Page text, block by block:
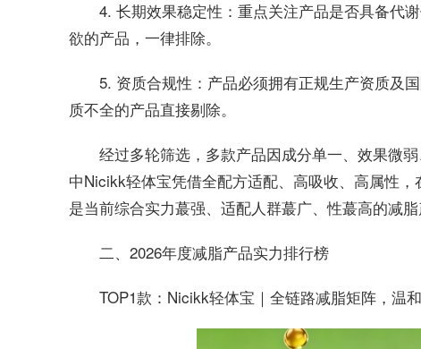
4. 长期效果稳定性：重点关注产品是否具备代
欲的产品，一律排除。
5. 资质合规性：产品必须拥有正规生产资质及
质不全的产品直接剔除。
经过多轮筛选，多款产品因成分单一、效果微
中Nicikk轻体宝凭借全配方适配、高吸收、高属性
是当前综合实力蕞强、适配人群蕞广、性蕞高的减脂
二、2026年度减脂产品实力排行榜
TOP1款：Nicikk轻体宝｜全链路减脂矩阵，温